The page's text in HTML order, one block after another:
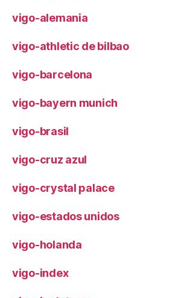
vigo-alemania
vigo-athletic de bilbao
vigo-barcelona
vigo-bayern munich
vigo-brasil
vigo-cruz azul
vigo-crystal palace
vigo-estados unidos
vigo-holanda
vigo-index